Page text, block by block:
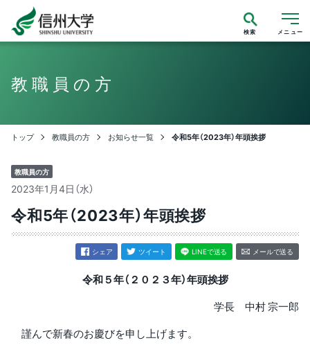
メニュー
検索
教職員の方
トップ 教職員の方 お知らせ一覧 令和5年（2023年）年頭挨拶
教職員の方
2023年1月4日（水）
令和5年（2023年）年頭挨拶
シェア ツイート LINEで送る メールで送る
令和５年（２０２３年）年頭挨拶
学長 中村 宗一郎
謹んで新春のお慶びを申し上げます。